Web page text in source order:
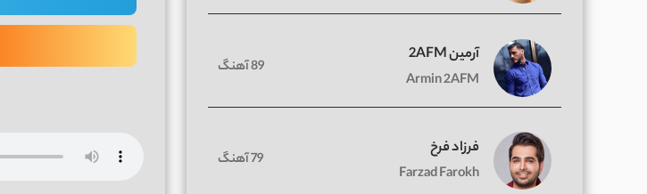
آرمین 2AFM
Armin 2AFM
89 آهنگ
فرزاد فرخ
Farzad Farokh
79 آهنگ